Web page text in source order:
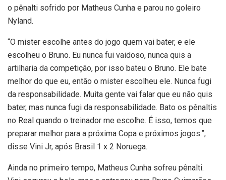
o pênalti sofrido por Matheus Cunha e parou no goleiro
Nyland.
“O mister escolhe antes do jogo quem vai bater, e ele
escolheu o Bruno. Eu nunca fui vaidoso, nunca quis a
artilharia da competição, por isso bateu o Bruno. Ele bate
melhor do que eu, então o mister escolheu ele. Nunca fugi
da responsabilidade. Muita gente vai falar que eu não quis
bater, mas nunca fugi da responsabilidade. Bato os pênaltis
no Real quando o treinador me escolhe. É isso, temos que
preparar melhor para a próxima Copa e próximos jogos.”,
disse Vini Jr, após Brasil 1 x 2 Noruega.
Ainda no primeiro tempo, Matheus Cunha sofreu pênalti.